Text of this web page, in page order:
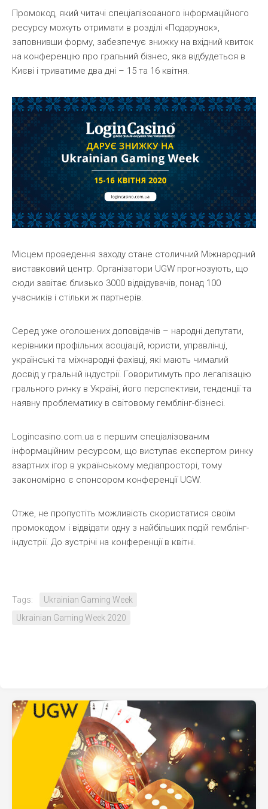
Промокод, який читачі спеціалізованого інформаційного
ресурсу можуть отримати в розділі «Подарунок»,
заповнивши форму, забезпечує знижку на вхідний квиток
на конференцію про гральний бізнес, яка відбудеться в
Києві і триватиме два дні – 15 та 16 квітня.
Місцем проведення заходу стане столичний Міжнародний
виставковий центр. Організатори UGW прогнозують, що
сюди завітає близько 3000 відвідувачів, понад 100
учасників і стільки ж партнерів.
Серед уже оголошених доповідачів – народні депутати,
керівники профільних асоціацій, юристи, управлінці,
українські та міжнародні фахівці, які мають чималий
досвід у гральній індустрії. Говоритимуть про легалізацію
грального ринку в Україні, його перспективи, тенденції та
наявну проблематику в світовому гемблінг-бізнесі.
Logincasino.com.ua є першим спеціалізованим
інформаційним ресурсом, що виступає експертом ринку
азартних ігор в українському медіапросторі, тому
закономірно є спонсором конференції UGW.
Отже, не пропустіть можливість скористатися своїм
промокодом і відвідати одну з найбільших подій гемблінг-
індустрії. До зустрічі на конференції в квітні.
Tags:
Ukrainian Gaming Week
Ukrainian Gaming Week 2020